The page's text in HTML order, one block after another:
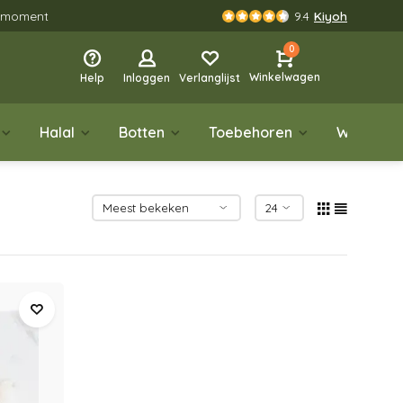
9.4 Kiyoh
Help Inloggen Verlanglijst
0
Winkelwagen
Halal Botten Toebehoren Wild